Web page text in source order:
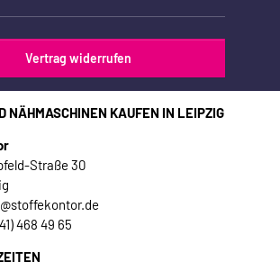
Vertrag widerrufen
NÄHMASCHINEN KAUFEN IN LEIPZIG
Straße 30
468 49 65